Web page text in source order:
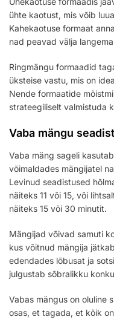
ühte kaotust, mis võib
Kahekaotuse formaat
nad peavad välja
Ringmängu formaadid
üksteise vastu, mis on
Nende formaatide
strateegiliselt valmistuda
Vaba mängu
Vaba mäng sageli
võimaldades mängijatel
Levinud seadistused
näiteks 11 või 15, või
näiteks 15 või 30 minutit.
Mängijad võivad samuti
kus võitnud mängija
edendades lõbusat ja
julgustab sõbralikku
Vabas mängus on oluline
osas, et tagada, et kõik